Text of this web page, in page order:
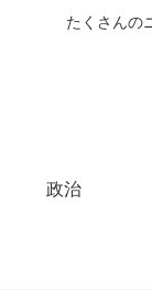
たくさんの
政治